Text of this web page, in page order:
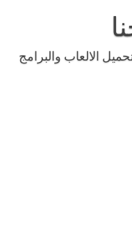
الالعاب والبرامج